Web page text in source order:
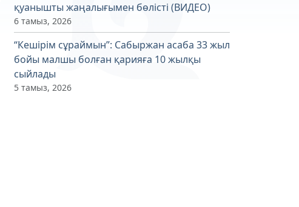
қуанышты жаңалығымен бөлісті (ВИДЕО)
6 тамыз, 2026
“Кешірім сұраймын”: Сабыржан асаба 33 жыл
бойы малшы болған қарияға 10 жылқы
сыйлады
5 тамыз, 2026